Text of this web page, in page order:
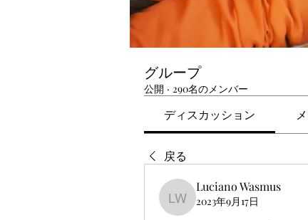
グループ
公開 · 290名のメンバー
ディスカッション
戻る
Luciano Wasmus
Luciano Wasmus
2023年9月17日